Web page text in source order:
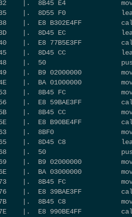
|.  8B45 E4
|.  8D55 F0
|.  E8 B302E4FF
|.  8D45 EC
|.  E8 77B5E3FF
|.  8D45 CC
|.  50
|.  B9 02000000
|.  BA 01000000
|.  8B45 FC
|.  E8 59BAE3FF
|.  8B45 CC
|.  E8 B90BE4FF
|.  8BF0
|.  8D45 C8
|.  50
|.  B9 02000000
|.  BA 03000000
|.  8B45 FC
|.  E8 39BAE3FF
|.  8B45 C8
|.  E8 990BE4FF